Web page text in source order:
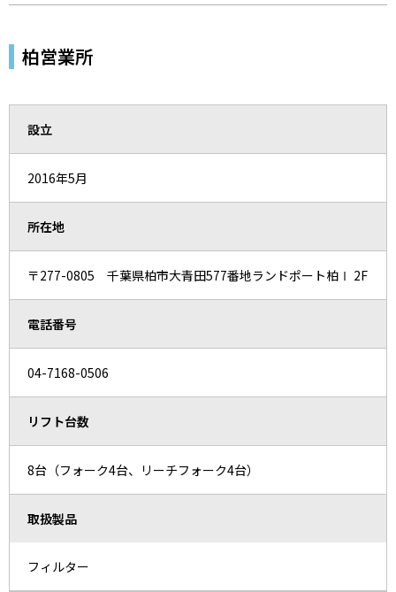
柏営業所
設立
2016年5月
所在地
〒277-0805 千葉県柏市大青田577番地ランドポート柏Ⅰ 2F
電話番号
04-7168-0506
リフト台数
8台（フォーク4台、リーチフォーク4台）
取扱製品
フィルター